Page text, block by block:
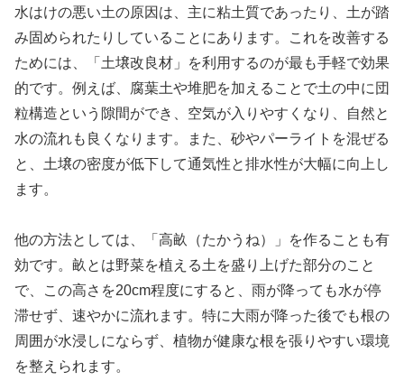
水はけの悪い土の原因は、主に粘土質であったり、土が踏
み固められたりしていることにあります。これを改善する
ためには、「土壌改良材」を利用するのが最も手軽で効果
的です。例えば、腐葉土や堆肥を加えることで土の中に団
粒構造という隙間ができ、空気が入りやすくなり、自然と
水の流れも良くなります。また、砂やパーライトを混ぜる
と、土壌の密度が低下して通気性と排水性が大幅に向上し
ます。
他の方法としては、「高畝（たかうね）」を作ることも有
効です。畝とは野菜を植える土を盛り上げた部分のこと
で、この高さを20cm程度にすると、雨が降っても水が停
滞せず、速やかに流れます。特に大雨が降った後でも根の
周囲が水浸しにならず、植物が健康な根を張りやすい環境
を整えられます。